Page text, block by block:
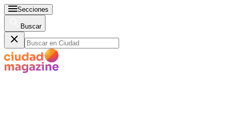
Secciones
Buscar